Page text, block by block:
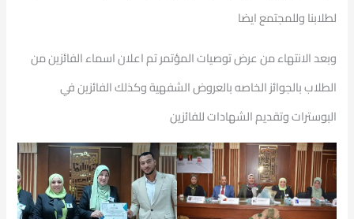
لطلابنا وللمجتمع ايضا
وبعد الانتهاء من عرض توصيات المؤتمر تم اعلان اسماء الفائزين من
الطلاب بالجوائز الخاصه بالعروض الشفهية وكذلك الفائزين في
البوسترات وتقديم الشهادات للفائزين